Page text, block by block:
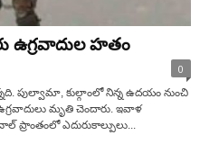
ఉగ్ర‌వాదుల హతం
0
పుల్వామా, కుల్గాంలో నిన్న ఉదయం నుంచి
ఉగ్ర‌వాదులు మృతి చెందారు. ఇవాళ
ఎదురుకాల్పులు...